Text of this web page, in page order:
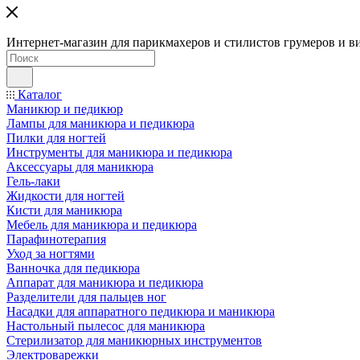
Интернет-магазин для парикмахеров и стилистов грумеров и
Каталог
Маникюр и педикюр
Лампы для маникюра и педикюра
Пилки для ногтей
Инструменты для маникюра и педикюра
Аксессуары для маникюра
Гель-лаки
Жидкости для ногтей
Кисти для маникюра
Мебель для маникюра и педикюра
Парафинотерапия
Уход за ногтями
Ванночка для педикюра
Аппарат для маникюра и педикюра
Разделители для пальцев ног
Насадки для аппаратного педикюра и маникюра
Настольный пылесос для маникюра
Стерилизатор для маникюрных инструментов
Электроварежки